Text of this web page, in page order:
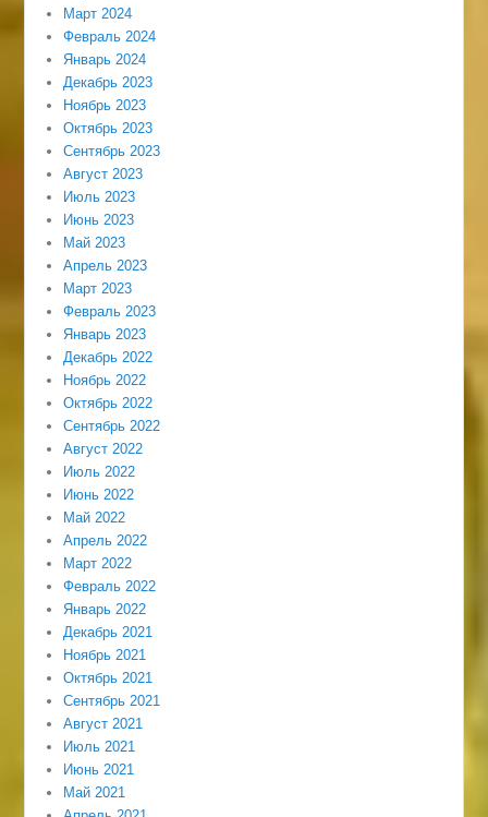
Март 2024
Февраль 2024
Январь 2024
Декабрь 2023
Ноябрь 2023
Октябрь 2023
Сентябрь 2023
Август 2023
Июль 2023
Июнь 2023
Май 2023
Апрель 2023
Март 2023
Февраль 2023
Январь 2023
Декабрь 2022
Ноябрь 2022
Октябрь 2022
Сентябрь 2022
Август 2022
Июль 2022
Июнь 2022
Май 2022
Апрель 2022
Март 2022
Февраль 2022
Январь 2022
Декабрь 2021
Ноябрь 2021
Октябрь 2021
Сентябрь 2021
Август 2021
Июль 2021
Июнь 2021
Май 2021